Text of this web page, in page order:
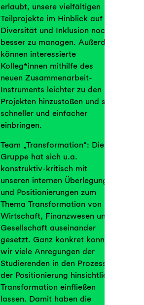
erlaubt, unsere vielfältigen
Teilprojekte im Hinblick auf
Diversität und Inklusion noch
besser zu managen. Außerdem
können interessierte
Kolleg*innen mithilfe des
neuen Zusammenarbeit-
Instruments leichter zu den
Projekten hinzustoßen und sich
schneller und einfacher
einbringen.
Team „Transformation“: Diese
Gruppe hat sich u.a.
konstruktiv-kritisch mit
unseren internen Überlegungen
und Positionierungen zum
Thema Transformation von
Wirtschaft, Finanzwesen und
Gesellschaft auseinander
gesetzt. Ganz konkret konnten
wir viele Anregungen der
Studierenden in den Prozess
der Positionierung hinsichtlich
Transformation einfließen
lassen. Damit haben die